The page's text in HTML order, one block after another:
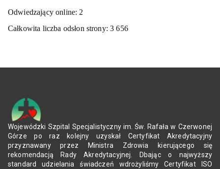
Odwiedzający online: 2
Całkowita liczba odsłon strony:3 656
Wojewódzki Szpital Specjalistyczny im. Św. Rafała w Czerwonej
Górze po raz kolejny uzyskał Certyfikat Akredytacyjny
przyznawany przez Ministra Zdrowia kierującego się
rekomendacją Rady Akredytacyjnej. Dbając o najwyższy
standard udzielania świadczeń wdrożyliśmy Certyfikat ISO